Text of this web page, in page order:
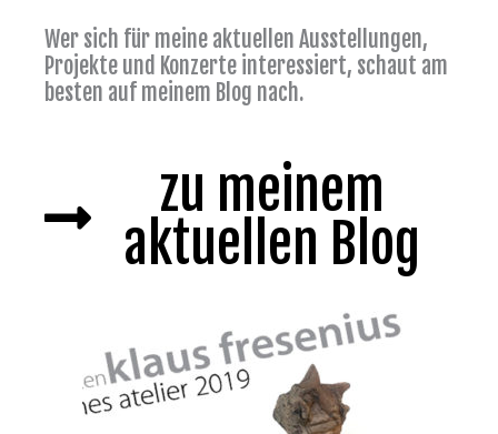
Wer sich für meine aktuellen Ausstellungen,
Projekte und Konzerte interessiert, schaut am
besten auf meinem Blog nach.
zu meinem
aktuellen Blog